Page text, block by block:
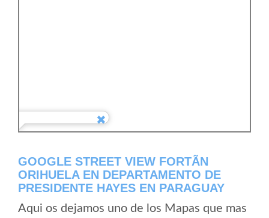
GOOGLE STREET VIEW FORTÃ­N
ORIHUELA EN DEPARTAMENTO DE
PRESIDENTE HAYES EN PARAGUAY
Aqui os dejamos uno de los Mapas que mas